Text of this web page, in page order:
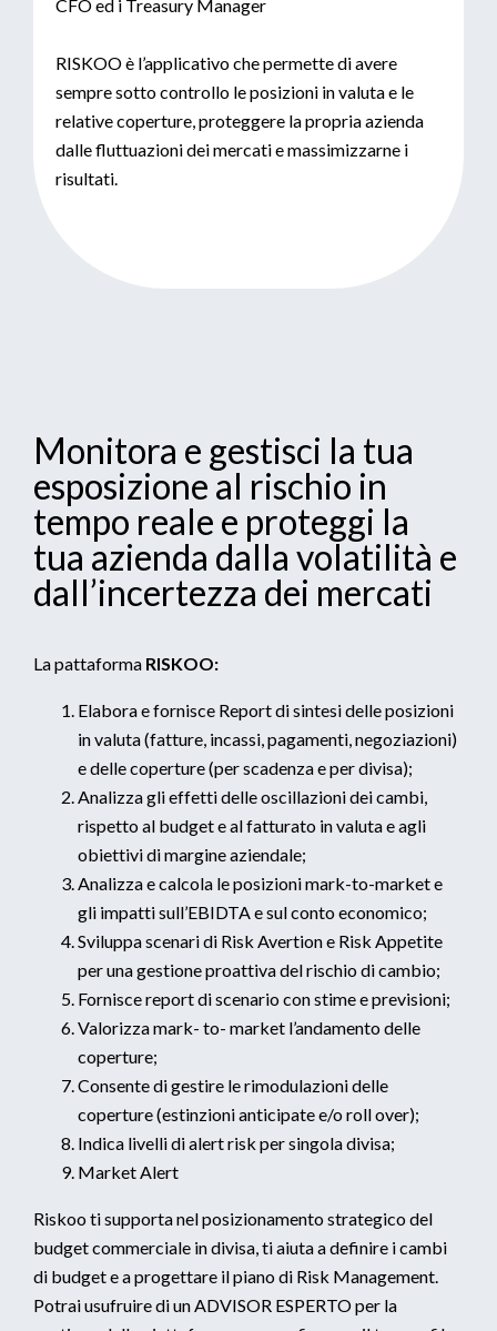
CFO ed i Treasury Manager
RISKOO è l’applicativo che permette di avere
sempre sotto controllo le posizioni in valuta e le
relative coperture, proteggere la propria azienda
dalle fluttuazioni dei mercati e massimizzarne i
risultati.
Monitora e gestisci la tua
esposizione al rischio in
tempo reale e proteggi la
tua azienda dalla volatilità e
dall’incertezza dei mercati
La pattaforma RISKOO:
Elabora e fornisce Report di sintesi delle posizioni
in valuta (fatture, incassi, pagamenti, negoziazioni)
e delle coperture (per scadenza e per divisa);
Analizza gli effetti delle oscillazioni dei cambi,
rispetto al budget e al fatturato in valuta e agli
obiettivi di margine aziendale;
Analizza e calcola le posizioni mark-to-market e
gli impatti sull’EBIDTA e sul conto economico;
Sviluppa scenari di Risk Avertion e Risk Appetite
per una gestione proattiva del rischio di cambio;
Fornisce report di scenario con stime e previsioni;
Valorizza mark- to- market l’andamento delle
coperture;
Consente di gestire le rimodulazioni delle
coperture (estinzioni anticipate e/o roll over);
Indica livelli di alert risk per singola divisa;
Market Alert
Riskoo ti supporta nel posizionamento strategico del
budget commerciale in divisa, ti aiuta a definire i cambi
di budget e a progettare il piano di Risk Management.
Potrai usufruire di un ADVISOR ESPERTO per la